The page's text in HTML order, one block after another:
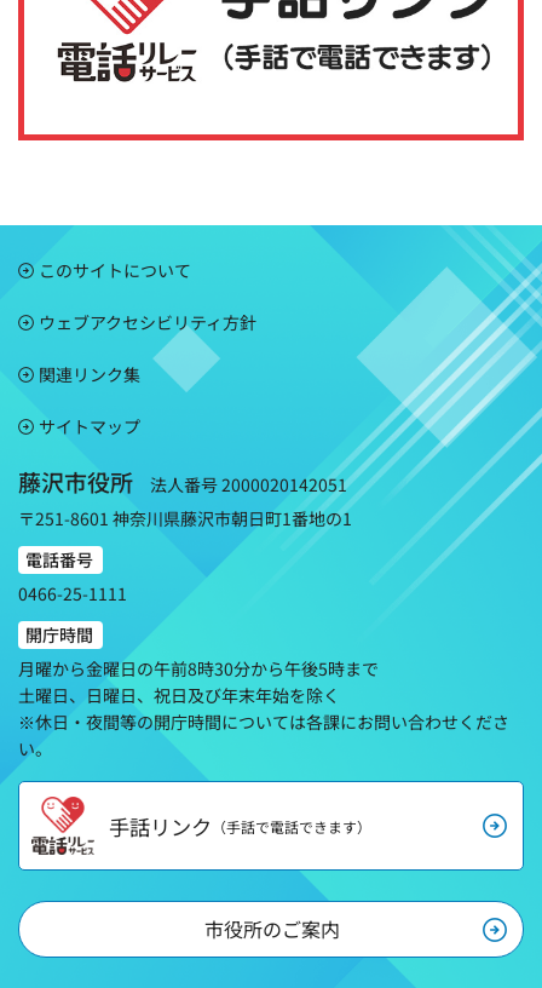
このサイトについて
ウェブアクセシビリティ方針
関連リンク集
サイトマップ
藤沢市役所
法人番号 2000020142051
〒251-8601 神奈川県藤沢市朝日町1番地の1
電話番号
0466-25-1111
開庁時間
月曜から金曜日の午前8時30分から午後5時まで
土曜日、日曜日、祝日及び年末年始を除く
※休日・夜間等の開庁時間については各課にお問い合わせくださ
い。
手話リンク （手話で電話できます）
市役所のご案内